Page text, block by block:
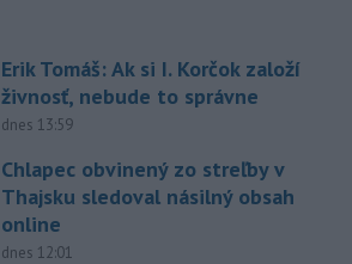
Erik Tomáš: Ak si I. Korčok založí
živnosť, nebude to správne
dnes 13:59
Chlapec obvinený zo streľby v
Thajsku sledoval násilný obsah
online
dnes 12:01